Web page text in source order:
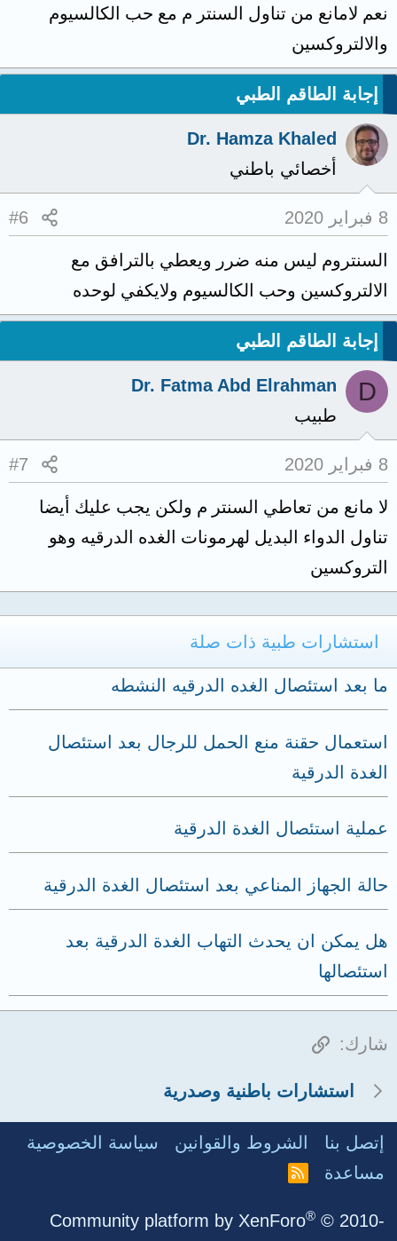
نعم لامانع من تناول السنتر م مع حب الكالسيوم
والالتروكسين
إجابة الطاقم الطبي
Dr. Hamza Khaled
أخصائي باطني
8 فبراير 2020 #6
السنتروم ليس منه ضرر ويعطي بالترافق مع
الالتروكسين وحب الكالسيوم ولايكفي لوحده
إجابة الطاقم الطبي
D
Dr. Fatma Abd Elrahman
طبيب
8 فبراير 2020 #7
لا مانع من تعاطي السنتر م ولكن يجب عليك أيضا
تناول الدواء البديل لهرمونات الغده الدرقيه وهو
التروكسين
استشارات طبية ذات صلة
ما بعد استئصال الغده الدرقيه النشطه
استعمال حقنة منع الحمل للرجال بعد استئصال
الغدة الدرقية
عملية استئصال الغدة الدرقية
حالة الجهاز المناعي بعد استئصال الغدة الدرقية
هل يمكن ان يحدث التهاب الغدة الدرقية بعد
استئصالها
شارك: الرابط
استشارات باطنية وصدرية
إتصل بنا الشروط والقوانين
سياسة الخصوصية
مساعدة
R
Community platform by XenForo® © 2010-